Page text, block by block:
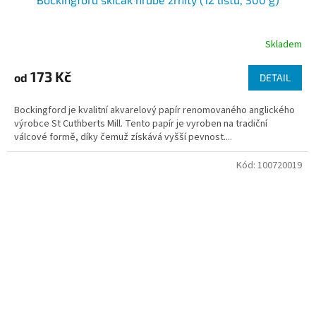
Skladem
od 173 Kč DETAIL
Bockingford je kvalitní akvarelový papír renomovaného anglického
výrobce St Cuthberts Mill. Tento papír je vyroben na tradiční
válcové formě, díky čemuž získává vyšší pevnost....
Kód: 100720019